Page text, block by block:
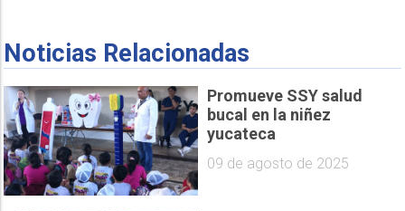
Noticias Relacionadas
Promueve SSY salud
bucal en la niñez
yucateca
09 de agosto de 2025